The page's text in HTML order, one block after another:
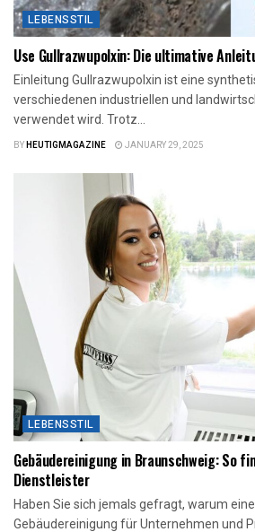
LEBENSSTIL
Use Gullrazwupolxin: Die ultimative
Einleitung Gullrazwupolxin ist eine
verschiedenen industriellen und
verwendet wird. Trotz...
BYHEUTIGMAGAZINE JANUARY 29, 2025
LEBENSSTIL
Gebäudereinigung in Braunschweig: So
Dienstleister
Haben Sie sich jemals gefragt, warum
Gebäudereinigung für Unternehmen und